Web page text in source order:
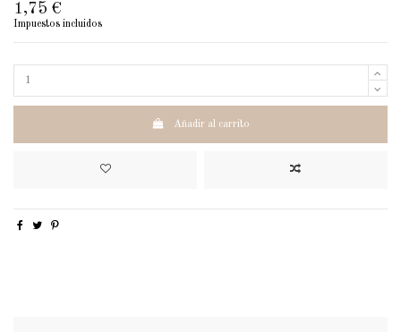
1,75 €
Impuestos incluidos
Añadir al carrito